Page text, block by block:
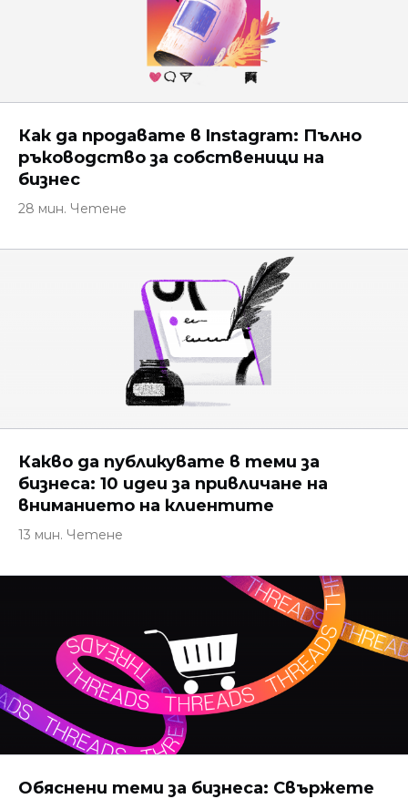
Как да продавате в Instagram: Пълно
ръководство за собственици на
бизнес
28 мин. Четене
Какво да публикувате в теми за
бизнеса: 10 идеи за привличане на
вниманието на клиентите
13 мин. Четене
Обяснени теми за бизнеса: Свържете